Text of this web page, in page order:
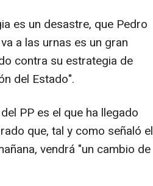
es un desastre, que Pedro
a las urnas es un gran
contra su estrategia de
del Estado".
PP es el que ha llegado
que, tal y como señaló el
vendrá "un cambio de